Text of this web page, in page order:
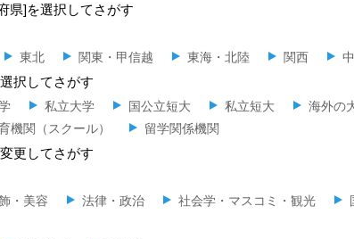
県]を選択してさがす
東北 関東・甲信越 東海・北陸 関西
択してさがす
私立大学 国公立短大 私立短大 海外の
機関（スクール）
留学関係機関
更してさがす
・美容 法律・政治 社会学・マスコミ・観光